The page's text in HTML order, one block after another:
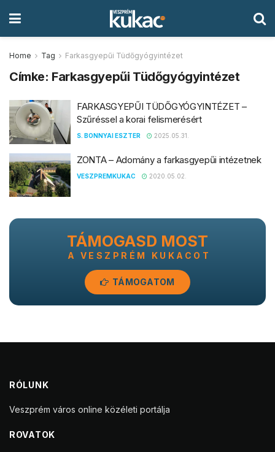
Home Tag Farkasgyepűi Tüdőgyógyintézet
Címke: Farkasgyepűi Tüdőgyógyintézet
FARKASGYEPŰI TÜDŐGYÓGYINTÉZET –
Szűréssel a korai felismerésért
S. BONNYAI ESZTER 2025.05.31.
ZONTA – Adomány a farkasgyepűi intézetnek
VESZPREMKUKAC 2020.05.02.
TÁMOGASD MOST
A VESZPRÉM KUKACOT
TÁMOGATOM
RÓLUNK
Veszprém város online közéleti portálja
ROVATOK